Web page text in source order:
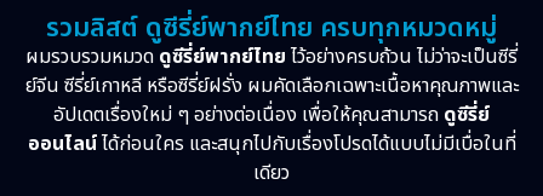
รวมลิสต์ ดูซีรี่ย์พากย์ไทย ครบทุกหมวดหมู่
ผมรวบรวมหมวด ดูซีรี่ย์พากย์ไทย ไว้อย่างครบถ้วน ไม่ว่าจะเป็นซีรี่
ย์จีน ซีรี่ย์เกาหลี หรือซีรี่ย์ฝรั่ง ผมคัดเลือกเฉพาะเนื้อหาคุณภาพและ
อัปเดตเรื่องใหม่ ๆ อย่างต่อเนื่อง เพื่อให้คุณสามารถ ดูซีรี่ย์
ออนไลน์ได้ก่อนใคร และสนุกไปกับเรื่องโปรดได้แบบไม่มีเบื่อในที่
เดียว